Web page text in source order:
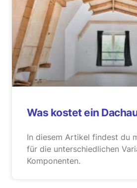
Was kostet ein
In diesem Artikel findest du
für die unterschiedlichen
Komponenten.